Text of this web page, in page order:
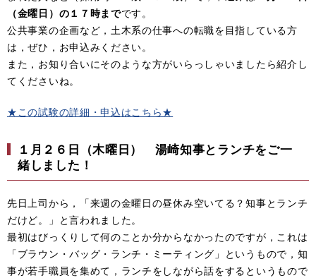
（金曜日）の１７時までです。
公共事業の企画など，土木系の仕事への転職を目指している方
は，ぜひ，お申込みください。
また，お知り合いにそのような方がいらっしゃいましたら紹介し
てくださいね。
★この試験の詳細・申込はこちら★
１月２６日（木曜日） 湯崎知事とランチをご一
緒しました！
先日上司から，「来週の金曜日の昼休み空いてる？知事とランチ
だけど。」と言われました。
最初はびっくりして何のことか分からなかったのですが，これは
「ブラウン・バッグ・ランチ・ミーティング」というもので，知
事が若手職員を集めて，ランチをしながら話をするというもので